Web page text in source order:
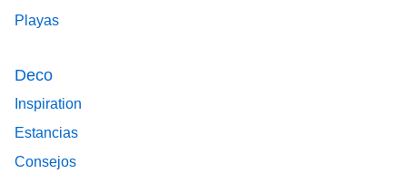
Playas
Deco
Inspiration
Estancias
Consejos